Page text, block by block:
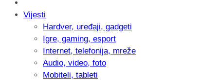
Vijesti
Hardver, uređaji, gadgeti
Igre, gaming, esport
Internet, telefonija, mreže
Audio, video, foto
Mobiteli, tableti